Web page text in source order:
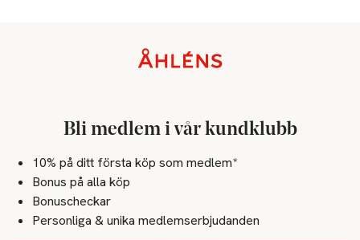
Bli medlem i vår kundklubb
10% på ditt första köp som medlem*
Bonus på alla köp
Bonuscheckar
Personliga & unika medlemserbjudanden